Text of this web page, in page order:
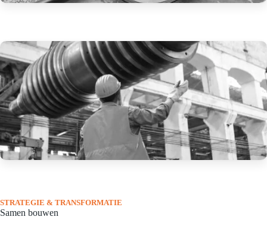
STRATEGIE & TRANSFORMATIE
Samen bouwen